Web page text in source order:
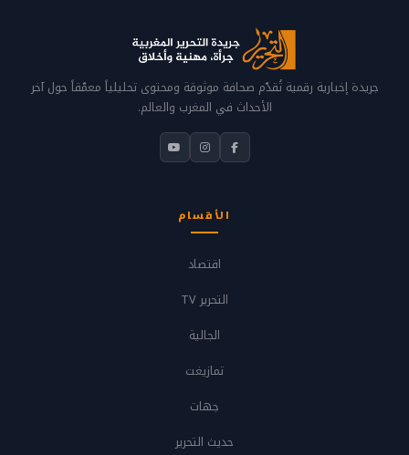
جريدة إخبارية رقمية تُقدّم صحافة موثوقة ومحتوى تحليلياً معمّقاً حول آخر
الأحداث في المغرب والعالم.
الأقسام
اقتصاد
التحرير TV
الجالية
تمازيغت
جهات
حديث التحرير